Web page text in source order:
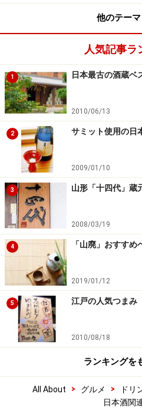
他のテー
人気記事ラ
1 日本最古の酒蔵ベ
2010/06/13
2 サミット使用の日
2009/01/10
3 山形「十四代」蔵
2008/03/19
4 「山廃」おすすめ
2019/01/12
5 江戸の人気つまみ
2010/08/18
ランキングを
All About > グルメ > ドリ
日本酒関